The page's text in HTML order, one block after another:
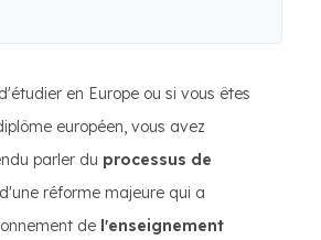
en Europe ou si vous êtes
européen, vous avez
parler du processus de
réforme majeure qui a
de l'enseignement